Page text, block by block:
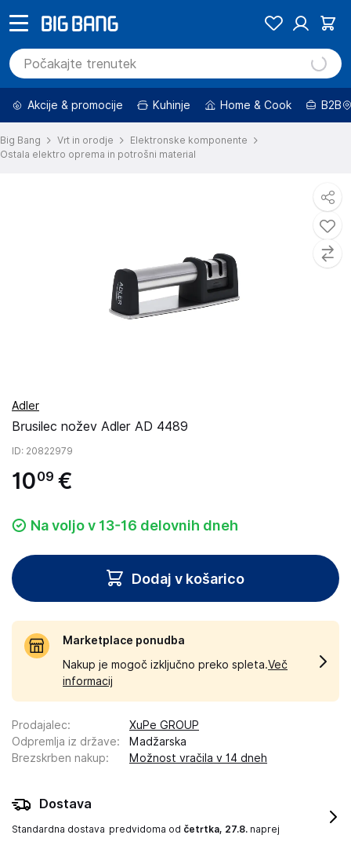
Akcije & promocije Kuhinje Home & Cook B2B
Big Bang Vrt in orodje
Elektronske komponente
Ostala elektro oprema in potrošni material
Adler
Brusilec nožev Adler AD 4489
ID: 20822979
1009 €
Na voljo v 13-16 delovnih dneh
Dodaj v košarico
Marketplace ponudba
Nakup je mogoč izključno preko spleta.Več
informacij
Prodajalec:
XuPe GROUP
Odpremlja iz države:
Madžarska
Brezskrben nakup: Možnost vračila v 14 dneh
Dostava
Standardna dostava predvidoma od četrtka, 27.8. naprej